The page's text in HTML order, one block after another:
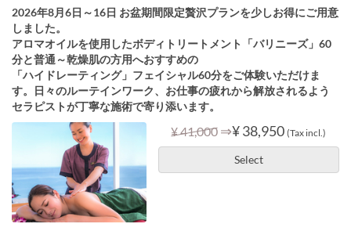
2026年8月6日～16日 お盆期間限定贅沢プランを少しお得にご用意
しました。
アロマオイルを使用したボディトリートメント「バリニーズ」60
分と普通～乾燥肌の方用へおすすめの
「ハイドレーティング」フェイシャル60分をご体験いただけま
す。日々のルーテインワーク、お仕事の疲れから解放されるよう
セラピストが丁寧な施術で寄り添います。
¥ 41,000 ⇒¥ 38,950 (Tax incl.)
Select